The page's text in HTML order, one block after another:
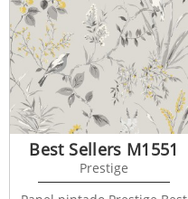
Best Sellers M1551
Prestige